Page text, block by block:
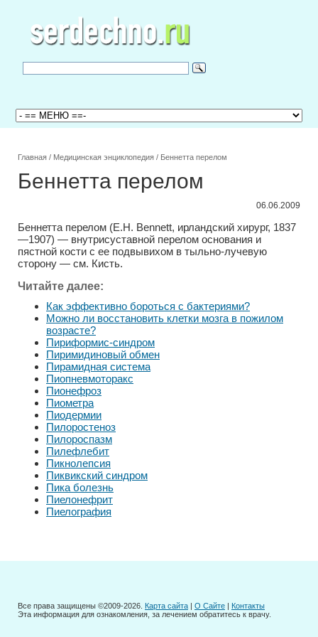
Главная / Медицинская энциклопедия / Беннетта перелом
Беннетта перелом
06.06.2009
Беннетта перелом (Е.Н. Bennett, ирландский хирург, 1837
—1907) — внутрисуставной перелом основания и
пястной кости с ее подвывихом в тыльно-лучевую
сторону — см. Кисть.
Читайте далее:
Как эффективно бороться с бактериями?
Можно ли восстановить клетки мозга в пожилом
возрасте?
Пириформис-синдром
Пиримидиновый обмен
Пирамидная система
Пиопневмоторакс
Пионефроз
Пиометра
Пиодермии
Пилоростеноз
Пилороспазм
Пилефлебит
Пикнолепсия
Пиквикский синдром
Пика болезнь
Пиелонефрит
Пиелография
Все права защищены ©2009-2026. Карта сайта | О Сайте | Контакты
Эта информация для ознакомления, за лечением обратитесь к врачу.